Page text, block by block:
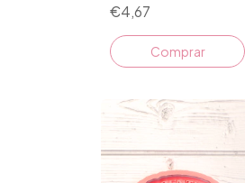
€4,67
Comprar